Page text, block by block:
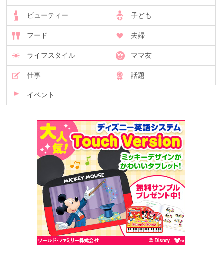
ビューティー 子ども
フード 夫婦
ライフスタイル ママ友
仕事 話題
イベント